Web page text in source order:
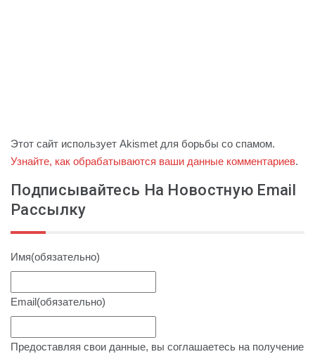
Этот сайт использует Akismet для борьбы со спамом.
Узнайте, как обрабатываются ваши данные комментариев.
Подписывайтесь На Новостную Email
Рассылку
Имя(обязательно)
Email(обязательно)
Предоставляя свои данные, вы соглашаетесь на получение